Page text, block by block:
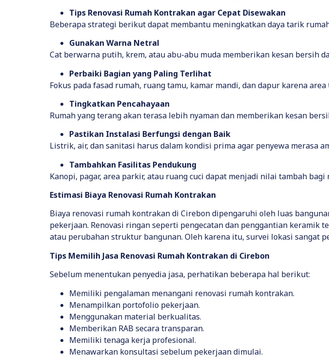
Tips Renovasi Rumah Kontrakan agar Cepat Disewakan
Beberapa strategi berikut dapat membantu meningkatkan daya tarik
Gunakan Warna Netral
Cat berwarna putih, krem, atau abu-abu muda memberikan kesan bersih
Perbaiki Bagian yang Paling Terlihat
Fokus pada fasad rumah, ruang tamu, kamar mandi, dan dapur karena
Tingkatkan Pencahayaan
Rumah yang terang akan terasa lebih nyaman dan memberikan kesan
Pastikan Instalasi Berfungsi dengan Baik
Listrik, air, dan sanitasi harus dalam kondisi prima agar penyewa merasa
Tambahkan Fasilitas Pendukung
Kanopi, pagar, area parkir, atau ruang cuci dapat menjadi nilai tambah
Estimasi Biaya Renovasi Rumah Kontrakan
Biaya renovasi rumah kontrakan di Cirebon dipengaruhi oleh luas
pekerjaan. Renovasi ringan seperti pengecatan dan penggantian
atau perubahan struktur bangunan. Oleh karena itu, survei lokasi sangat
Tips Memilih Jasa Renovasi Rumah Kontrakan di Cirebon
Sebelum menentukan penyedia jasa, perhatikan beberapa hal berikut:
Memiliki pengalaman menangani renovasi rumah kontrakan.
Menampilkan portofolio pekerjaan.
Menggunakan material berkualitas.
Memberikan RAB secara transparan.
Memiliki tenaga kerja profesional.
Menawarkan konsultasi sebelum pekerjaan dimulai.